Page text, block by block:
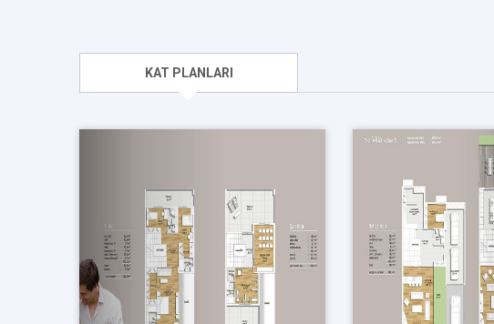
KAT PLANLARI